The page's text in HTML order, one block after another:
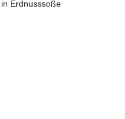
Erdnusssoße